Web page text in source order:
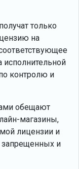
только
на
исполнительной
контролю и
обещают
магазины,
лицензии и
запрещенных и